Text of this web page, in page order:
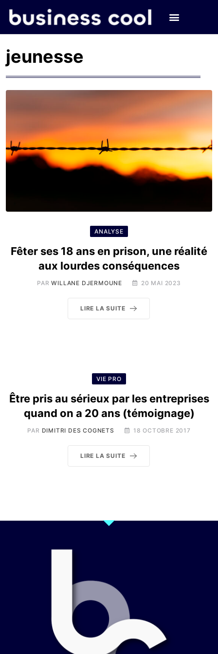
jeunesse
ANALYSE
Fêter ses 18 ans en prison, une réalité
aux lourdes conséquences
PARWILLANE DJERMOUNE 20 MAI 2023
LIRE LA SUITE
VIE PRO
Être pris au sérieux par les entreprises
quand on a 20 ans (témoignage)
PAR DIMITRI DES COGNETS 18 OCTOBRE 2017
LIRE LA SUITE